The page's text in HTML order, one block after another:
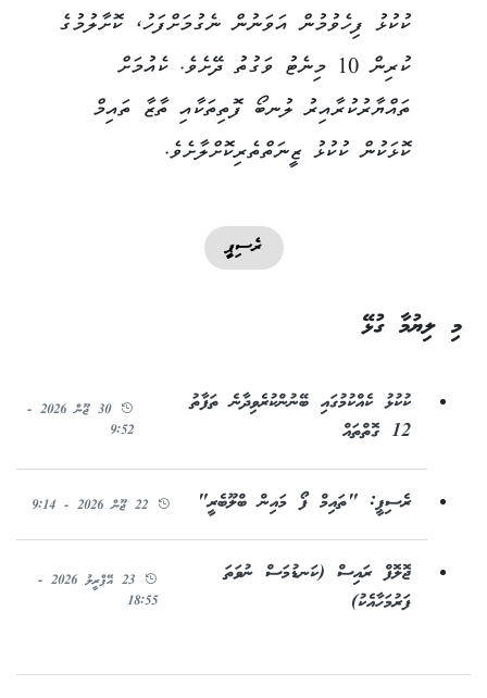
ކުކުޅު ފިހެވުމުން އަވަނުން ނެގުމަށްފަހު، ކޮށާލުމުގެ
ކުރިން 10 މިނެޓު ވަގުތު ދޭށެވެ. ކެއުމަށް
ތައްޔާރުކުރާއިރު ލުނބޯ ފޮތިތަކާއި ތާޒާ ތައިމް
ކޮޅަކުން ކުކުޅު ޒީނަތްތެރިކޮށްލާށެވެ.
ރެސިޕީ
މި ލިޔުމާ ގުޅޭ
ކުކުޅު ކެއްކުމުގައި ބޭނުންކުރެވިދާނެ ތަފާތު
12 ގޮތްތައް
30 ޖޫން 2026 -
9:52
ރެސިޕީ: "ތައިމް ފޯ މައިން ބްލޫބެރީ"
ޖޮލޮފް ރައިސް (ކަނޑުމަސް ނުވަތަ
ފަރުމަހާއެކު)
23 އޭޕްރީލު 2026 -
18:55